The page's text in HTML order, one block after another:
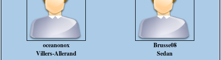
oceanonox
Villers-Allerand
Brusse08
Sedan